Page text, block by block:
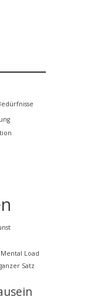
Mental Load
Satz